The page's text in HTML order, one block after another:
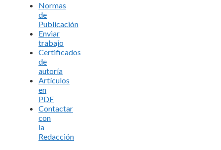
Normas
de
Publicación
Enviar
trabajo
Certificados
de
autoría
Artículos
en
PDF
Contactar
con
la
Redacción